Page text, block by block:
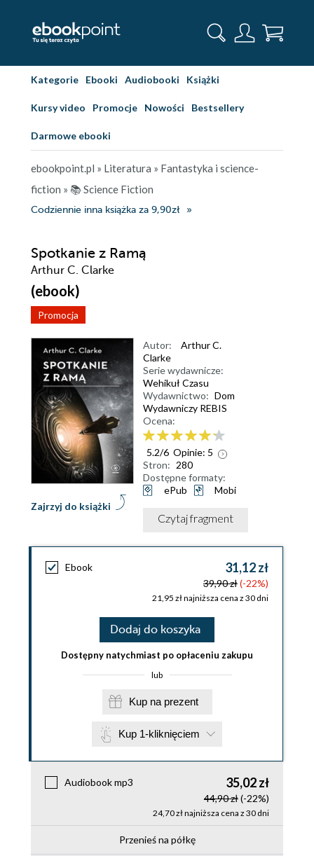
Kategorie Ebooki Audiobooki Książki
Kursy video Promocje Nowości Bestsellery
Darmowe ebooki
ebookpoint.pl » Literatura » Fantastyka i science-
fiction » 📚 Science Fiction
Codziennie inna książka za 9,90zł
Spotkanie z Ramą
Arthur C. Clarke
(ebook)
Promocja
Zajrzyj do książki
Autor:
Arthur C.
Clarke
Serie wydawnicze:
Wehikuł Czasu
Wydawnictwo: Dom
Wydawniczy REBIS
Ocena:
5.2/6 Opinie: 5
Stron: 280
Dostępne formaty:
ePub
Mobi
Czytaj fragment
Ebook 31,12 zł
39,90 zł(-22%)
21,95 zł najniższa cena z 30 dni
Dodaj do koszyka
Dostępny natychmiast po opłaceniu zakupu
lub
Kup na prezent
Kup 1-kliknięciem
Audiobook mp3 35,02 zł
44,90 zł(-22%)
24,70 zł najniższa cena z 30 dni
Przenieś na półkę